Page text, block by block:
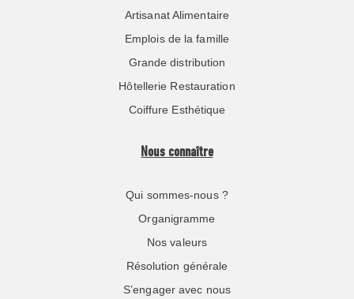
Artisanat Alimentaire
Emplois de la famille
Grande distribution
Hôtellerie Restauration
Coiffure Esthétique
Nous connaître
Qui sommes-nous ?
Organigramme
Nos valeurs
Résolution générale
S’engager avec nous